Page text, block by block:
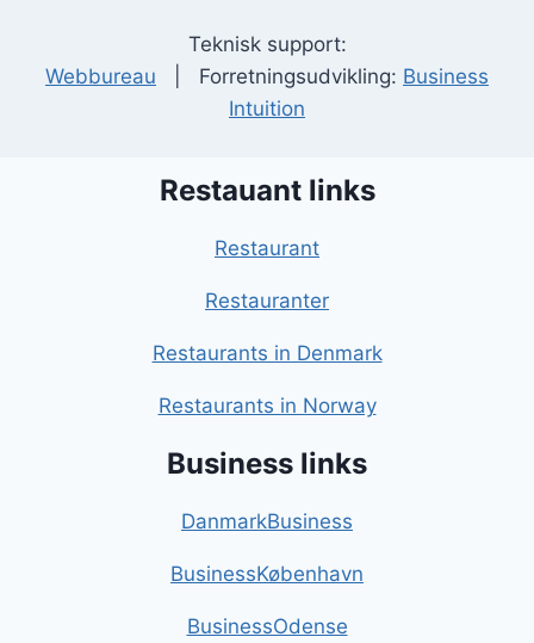
Teknisk support:
Webbureau | Forretningsudvikling: Business
Intuition
Restauant links
Restaurant
Restauranter
Restaurants in Denmark
Restaurants in Norway
Business links
DanmarkBusiness
BusinessKøbenhavn
BusinessOdense